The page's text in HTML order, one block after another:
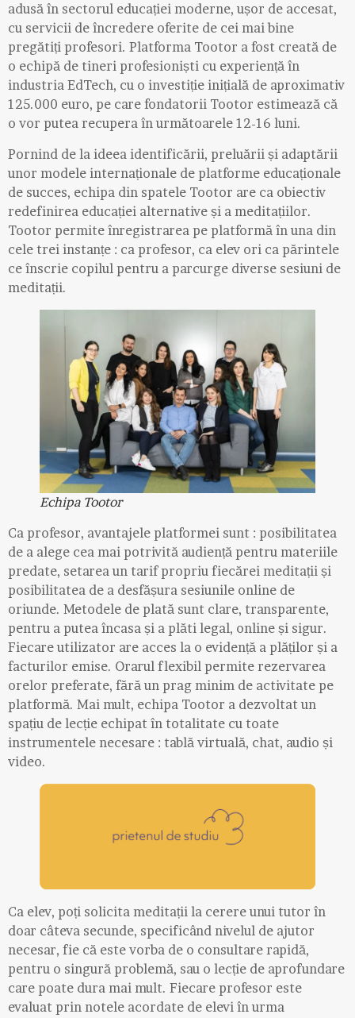
adusă în sectorul educației moderne, ușor de accesat,
cu servicii de încredere oferite de cei mai bine
pregătiți profesori. Platforma Tootor a fost creată de
o echipă de tineri profesioniști cu experiență în
industria EdTech, cu o investiție inițială de aproximativ
125.000 euro, pe care fondatorii Tootor estimează că
o vor putea recupera în următoarele 12-16 luni.
Pornind de la ideea identificării, preluării și adaptării
unor modele internaționale de platforme educaționale
de succes, echipa din spatele Tootor are ca obiectiv
redefinirea educației alternative și a meditațiilor.
Tootor permite înregistrarea pe platformă în una din
cele trei instanțe : ca profesor, ca elev ori ca părintele
ce înscrie copilul pentru a parcurge diverse sesiuni de
meditații.
Echipa Tootor
Ca profesor, avantajele platformei sunt : posibilitatea
de a alege cea mai potrivită audiență pentru materiile
predate, setarea un tarif propriu fiecărei meditații și
posibilitatea de a desfășura sesiunile online de
oriunde. Metodele de plată sunt clare, transparente,
pentru a putea încasa și a plăti legal, online și sigur.
Fiecare utilizator are acces la o evidență a plăților și a
facturilor emise. Orarul flexibil permite rezervarea
orelor preferate, fără un prag minim de activitate pe
platformă. Mai mult, echipa Tootor a dezvoltat un
spațiu de lecție echipat în totalitate cu toate
instrumentele necesare : tablă virtuală, chat, audio și
video.
Ca elev, poți solicita meditații la cerere unui tutor în
doar câteva secunde, specificând nivelul de ajutor
necesar, fie că este vorba de o consultare rapidă,
pentru o singură problemă, sau o lecție de aprofundare
care poate dura mai mult. Fiecare profesor este
evaluat prin notele acordate de elevi în urma